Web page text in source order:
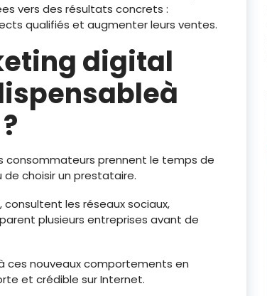
vers des résultats concrets :
qualifiés et augmenter leurs ventes.
digital
consommateurs prennent le temps de
choisir un prestataire.
les réseaux sociaux,
plusieurs entreprises avant de
ces nouveaux comportements en
et crédible sur Internet.